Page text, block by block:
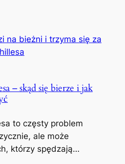
– skąd się bierze i jak
to częsty problem
ale może
którzy spędzają…